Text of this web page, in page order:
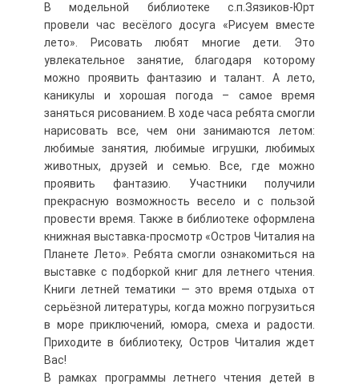
В модельной библиотеке с.п.Зязиков-Юрт
провели час весёлого досуга «Рисуем вместе
лето». Рисовать любят многие дети. Это
увлекательное занятие, благодаря которому
можно проявить фантазию и талант. А лето,
каникулы и хорошая погода – самое время
заняться рисованием. В ходе часа ребята смогли
нарисовать все, чем они занимаются летом:
любимые занятия, любимые игрушки, любимых
животных, друзей и семью. Все, где можно
проявить фантазию. Участники получили
прекрасную возможность весело и с пользой
провести время. Также в библиотеке оформлена
книжная выставка-просмотр «Остров Читалия на
Планете Лето». Ребята смогли ознакомиться на
выставке с подборкой книг для летнего чтения.
Книги летней тематики — это время отдыха от
серьёзной литературы, когда можно погрузиться
в море приключений, юмора, смеха и радости.
Приходите в библиотеку, Остров Читалия ждет
Вас!
В рамках программы летнего чтения детей в